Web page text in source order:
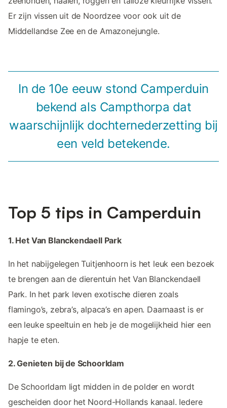
Er zijn vissen uit de Noordzee voor ook uit de
Middellandse Zee en de Amazonejungle.
In de 10e eeuw stond Camperduin
bekend als Campthorpa dat
waarschijnlijk dochternederzetting bij
een veld betekende.
Top 5 tips in Camperduin
1. Het Van Blanckendaell Park
In het nabijgelegen Tuitjenhoorn is het leuk een bezoek
te brengen aan de dierentuin het Van Blanckendaell
Park. In het park leven exotische dieren zoals
flamingo’s, zebra’s, alpaca’s en apen. Daarnaast is er
een leuke speeltuin en heb je de mogelijkheid hier een
hapje te eten.
2. Genieten bij de Schoorldam
De Schoorldam ligt midden in de polder en wordt
gescheiden door het Noord-Hollands kanaal. Iedere